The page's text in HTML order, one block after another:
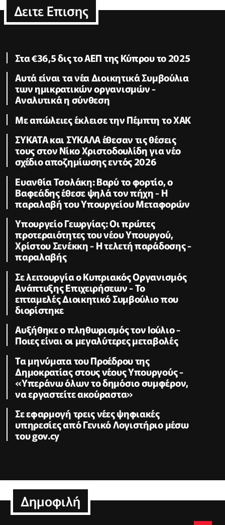
Δειτε Επισης
Στα €36,5 δις το ΑΕΠ της Κύπρου το 2025
Αυτά είναι τα νέα Διοικητικά Συμβούλια
των ημικρατικών οργανισμών -
Αναλυτικά η σύνθεση
Με απώλειες έκλεισε την Πέμπτη το ΧΑΚ
ΣΥΚΑΤΑ και ΣΥΚΑΛΑ έθεσαν τις θέσεις
τους στον Νίκο Χριστοδουλίδη για νέο
σχέδιο αποζημίωσης εντός 2026
Ευανθία Τσολάκη: Βαρύ το φορτίο, ο
Βαφεάδης έθεσε ψηλά τον πήχη - Η
παραλαβή του Υπουργείου Μεταφορών
Υπουργείο Γεωργίας: Οι πρώτες
προτεραιότητες του νέου Υπουργού,
Χρίστου Σενέκκη - Η τελετή παράδοσης -
παραλαβής
Σε λειτουργία ο Κυπριακός Οργανισμός
Ανάπτυξης Επιχειρήσεων - To
επταμελές Διοικητικό Συμβούλιο που
διορίστηκε
Aυξήθηκε o πληθωρισμός τον Ιούλιο -
Ποιες είναι οι μεγαλύτερες μεταβολές
Τα μηνύματα του Προέδρου της
Δημοκρατίας στους νέους Υπουργούς -
«Υπεράνω όλων το δημόσιο συμφέρον,
να εργαστείτε ακούραστα»
Σε εφαρμογή τρεις νέες ψηφιακές
υπηρεσίες από Γενικό Λογιστήριο μέσω
του gov.cy
Δημοφιλή